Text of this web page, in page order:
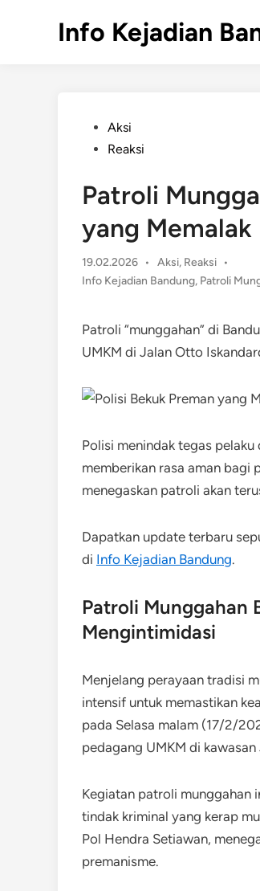
Info Kejadian
PostedAksi
Reaksi
Patroli
yang Memalak
19.02.2026 •
Posted
in
Aksi, Reaksi
•
Info Kejadian Bandung, Patroli
Patroli “munggahan” di
UMKM di Jalan Otto
Polisi menindak tegas
memberikan rasa aman bagi
menegaskan patroli akan
Dapatkan update terbaru
di Info Kejadian Bandung.
Patroli Munggahan
Mengintimidasi
Menjelang perayaan tradisi
intensif untuk memastikan
pada Selasa malam (17/2/
pedagang UMKM di
Kegiatan patroli munggahan
tindak kriminal yang kerap
Pol Hendra Setiawan,
premanisme.